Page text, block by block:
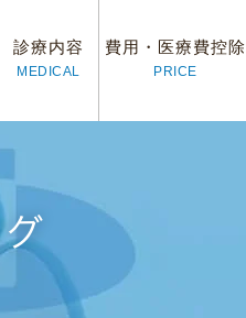
院長紹介
ーポリシー
診療内容
MEDICAL
矯正歯科
費用・医療費控除
PRICE